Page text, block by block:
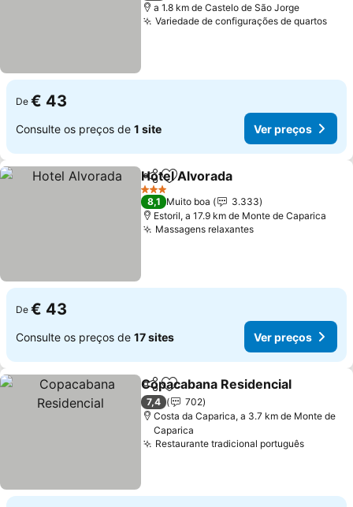
a 1.8 km de Castelo de São Jorge
Variedade de configurações de quartosVer
De € 43
Consulte os preços de 1 site Ver preços
PartilharAdicionar aos favoritos
Hotel Alvorada
3 Estrelas
8,1 Muito boa
3.333
Estoril, a 17.9 km de Monte de Caparica
Massagens relaxantesVer preços
De € 43
Consulte os preços de 17 sites Ver preços
PartilharAdicionar aos favoritos
Copacabana Residencial
7,4
702
Costa da Caparica, a 3.7 km de Monte de
Caparica
Restaurante tradicional portuguêsVer